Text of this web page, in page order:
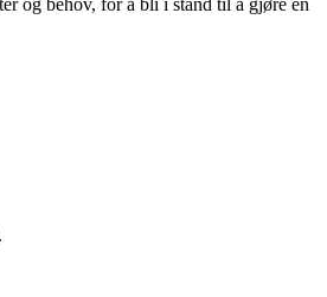
og behov, for å bli i stand til å gjøre en